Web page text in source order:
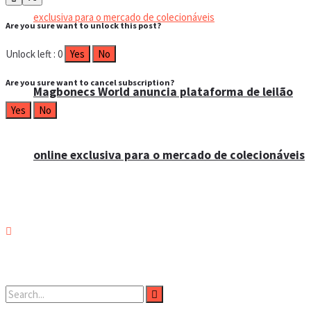
Magbonecs World anuncia plataforma de leilão
online exclusiva para o mercado de colecionáveis
Are you sure want to unlock this post?
Unlock left : 0 Yes No
Are you sure want to cancel subscription?
Yes No